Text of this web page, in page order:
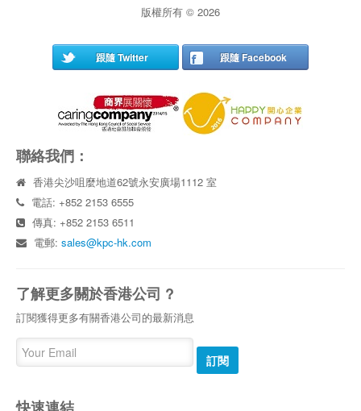
版權所有 © 2026
跟隨 Twitter 跟隨 Facebook
聯絡我們：
香港尖沙咀麼地道62號永安廣場1112 室
電話: +852 2153 6555
傳真: +852 2153 6511
電郵:sales@kpc-hk.com
了解更多關於香港公司 ?
訂閱獲得更多有關香港公司的最新消息
訂閱